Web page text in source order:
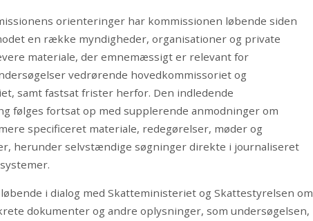
orienteringer har kommissionen løbende siden
en række myndigheder, organisationer og private
materiale, der emnemæssigt er relevant for
vedrørende hovedkommissoriet og
samt fastsat frister herfor. Den indledende
følges fortsat op med supplerende anmodninger om
specificeret materiale, redegørelser, møder og
herunder selvstændige søgninger direkte i journaliseret
i dialog med Skatteministeriet og Skattestyrelsen om
dokumenter og andre oplysninger, som undersøgelsen,